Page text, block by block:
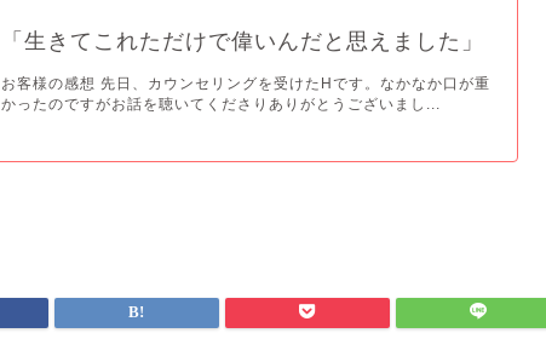
「生きてこれただけで偉いんだと思えました」
お客様の感想 先日、カウンセリングを受けたHです。なかなか口が重
かったのですがお話を聴いてくださりありがとうございまし...